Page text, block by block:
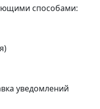
способами:
уведомлений